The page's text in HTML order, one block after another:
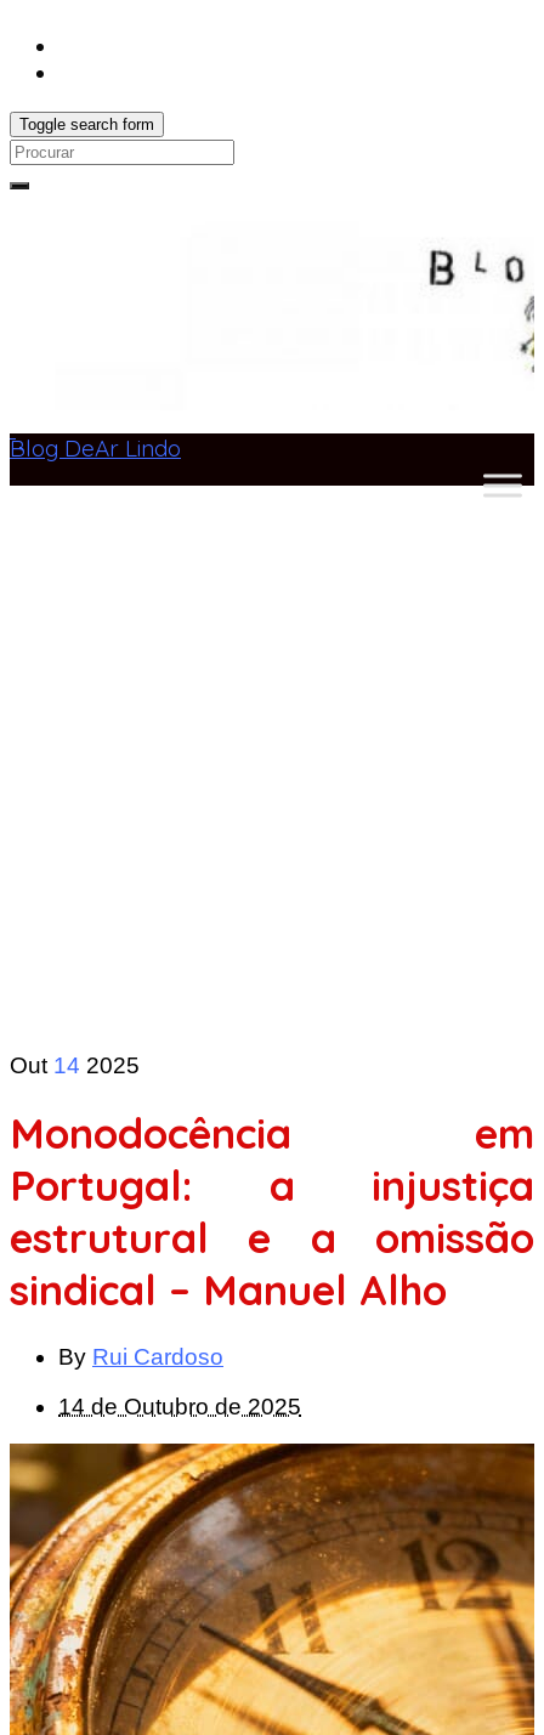
Toggle search form
Search
Blog DeAr Lindo
Out 14 2025
Monodocência em
Portugal: a injustiça
estrutural e a omissão
sindical – Manuel Alho
By Rui Cardoso
14 de Outubro de 2025